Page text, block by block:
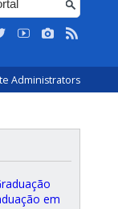
Administrators
em